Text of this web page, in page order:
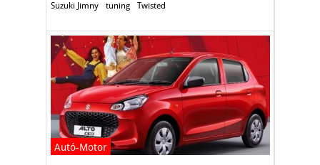
Suzuki Jimny tuning Twisted
Autó-Motor